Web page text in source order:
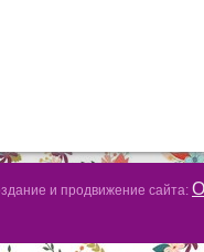
и продвижение сайта: